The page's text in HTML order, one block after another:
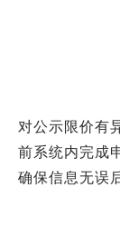
对公示限价有
前系统内完成
确保信息无误